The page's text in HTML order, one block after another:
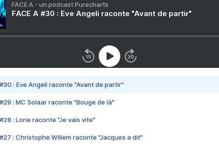
FACE A - un podcast Purecharts
FACE A #30 : Eve Angeli raconte "Avant de partir"
#30 : Eve Angeli raconte "Avant de partir"
#29 : MC Solaar raconte "Bouge de là"
#28 : Lorie raconte "Je vais vite"
#27 : Christophe Willem raconte "Jacques a dit"